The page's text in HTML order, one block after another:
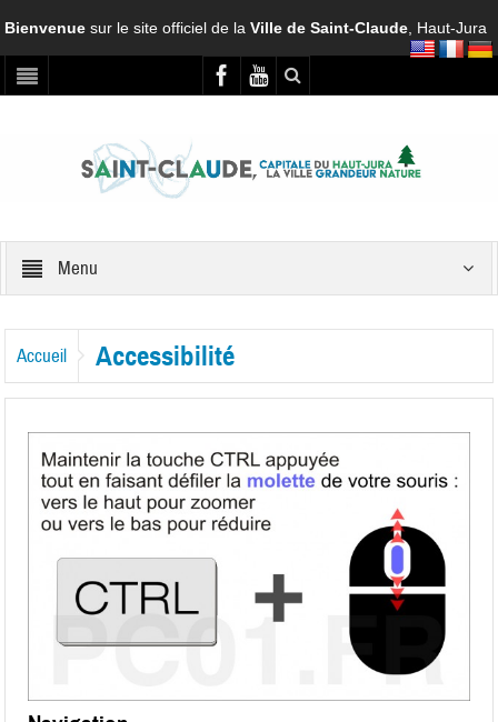
Bienvenuesur le site officiel de laVille de Saint-Claude , Haut-Jura
Menu
Accueil Accessibilité